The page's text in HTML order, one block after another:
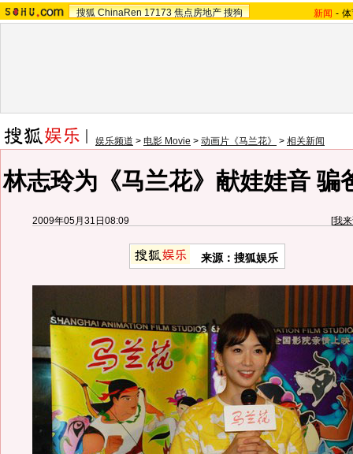
搜狐 ChinaRen 17173 焦点房地产 搜狗 新闻 -
娱乐频道 > 电影 Movie > 动画片《马兰花》 > 相关新闻
林志玲为《马兰花》献娃娃音 骗
2009年05月31日08:09 [我
来源： 搜狐娱乐